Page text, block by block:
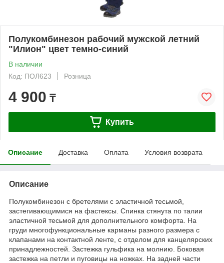
Полукомбинезон рабочий мужской летний
"Илион" цвет темно-синий
В наличии
Код: ПОЛ623
Розница
4 900 ₸
Купить
Описание Доставка Оплата Условия возврата
Описание
Полукомбинезон с бретелями с эластичной тесьмой,
застегивающимися на фастексы. Спинка стянута по талии
эластичной тесьмой для дополнительного комфорта. На
груди многофункциональные карманы разного размера с
клапанами на контактной ленте, с отделом для канцелярских
принадлежностей. Застежка гульфика на молнию. Боковая
застежка на петли и пуговицы на ножках. На задней части